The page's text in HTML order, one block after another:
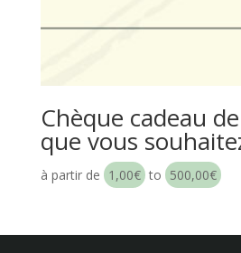
Chèque cadeau
que vous
à partir de 1,00€ to 500,00€